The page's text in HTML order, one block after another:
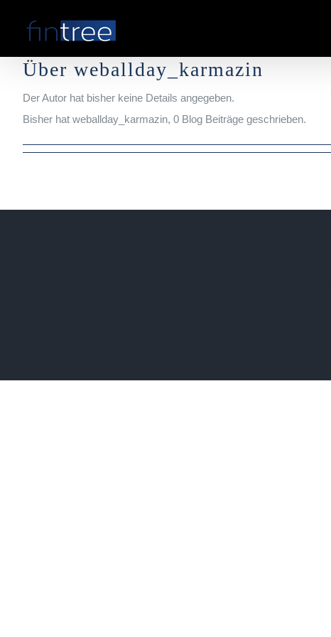
Über weballday_karmazin
Der Autor hat bisher keine Details angegeben.
Bisher hat weballday_karmazin, 0 Blog Beiträge geschrieben.